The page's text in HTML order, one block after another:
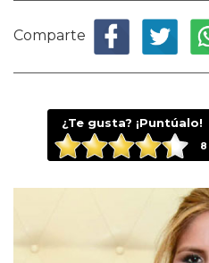
Comparte
¿Te gusta? ¡Puntúalo!
8